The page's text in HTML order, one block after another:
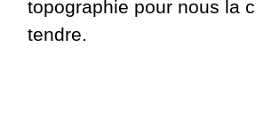
topographie pour nous la
tendre.